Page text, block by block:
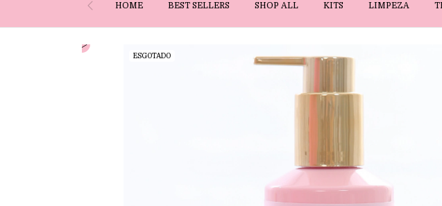
HOME BEST SELLERS SHOP ALL KITS LIMPEZA
ESGOTADO